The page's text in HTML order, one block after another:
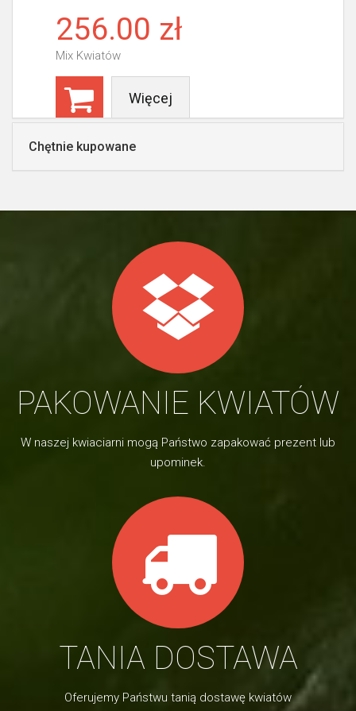
256.00 zł
Mix Kwiatów
Więcej
Chętnie kupowane
PAKOWANIE KWIATÓW
W naszej kwiaciarni mogą Państwo zapakować prezent lub
upominek.
TANIA DOSTAWA
Oferujemy Państwu tanią dostawę kwiatów